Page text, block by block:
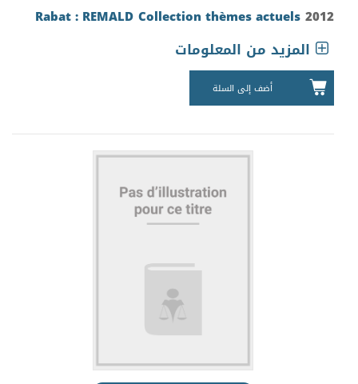
Rabat : REMALD Collection thèmes actuels 2012
المزيد من المعلومات
أضف إلى السلة